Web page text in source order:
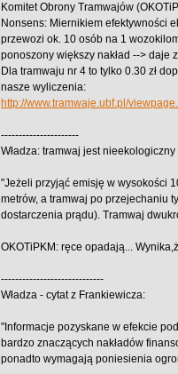
Komitet Obrony Tramwajów
Nonsens: Miernikiem efektywności
przewozi ok. 10 osób na 1
ponoszony większy nakład --> daje
Dla tramwaju nr 4 to tylko 0.30 zł
nasze wyliczenia:
http://www.tramwaje.ubf.pl/
----------------------
Władza: tramwaj jest
"Jeżeli przyjąć emisję w wysokości
metrów, a tramwaj po przejechaniu
dostarczenia prądu). Tramwaj
OKOTiPKM: ręce opadają...
-----------------------------
Władza - cytat z Frankiewicza:
"Informacje pozyskane w efekcie
bardzo znaczących nakładów
ponadto wymagają poniesienia